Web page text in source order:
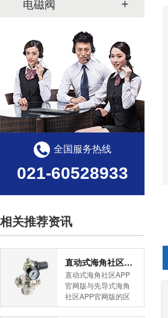
电磁阀
全国服务热线
021-60528933
相关推荐资讯
直动式海角社区APP官网版与先导式海角社区APP官网版的区别
直动式海角社区APP
官网版与先导式海角
社区APP官网版的区
别是什么？HJBA8海